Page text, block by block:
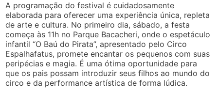
A programação do festival é cuidadosamente
elaborada para oferecer uma experiência única, repleta
de arte e cultura. No primeiro dia, sábado, a festa
começa às 11h no Parque Bacacheri, onde o espetáculo
infantil “O Baú do Pirata”, apresentado pelo Circo
Espalhafatus, promete encantar os pequenos com suas
peripécias e magia. É uma ótima oportunidade para
que os pais possam introduzir seus filhos ao mundo do
circo e da performance artística de forma lúdica.